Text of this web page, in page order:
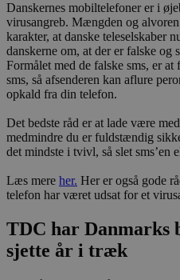
Danskernes mobiltelefoner er i
virusangreb. Mængden og alvoren
karakter, at danske teleselskaber
danskerne om, at der er falske og
Formålet med de falske sms, er
sms, så afsenderen kan aflure
opkald fra din telefon.
Det bedste råd er at lade være
medmindre du er fuldstændig
det mindste i tvivl, så slet sms’en
Læs mere her. Her er også gode
telefon har været udsat for et
TDC har Danmarks
sjette år i træk